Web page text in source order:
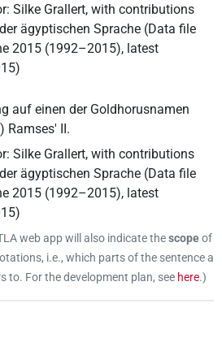
: Silke Grallert, with contributions
ägyptischen Sprache (Data file
2015 (1992–2015), latest
)
auf einen der Goldhorusnamen
) Ramses' II.
: Silke Grallert, with contributions
ägyptischen Sprache (Data file
2015 (1992–2015), latest
)
web app will also indicate thescopeof
i.e., which parts of the sentence a
For the development plan, see here.)